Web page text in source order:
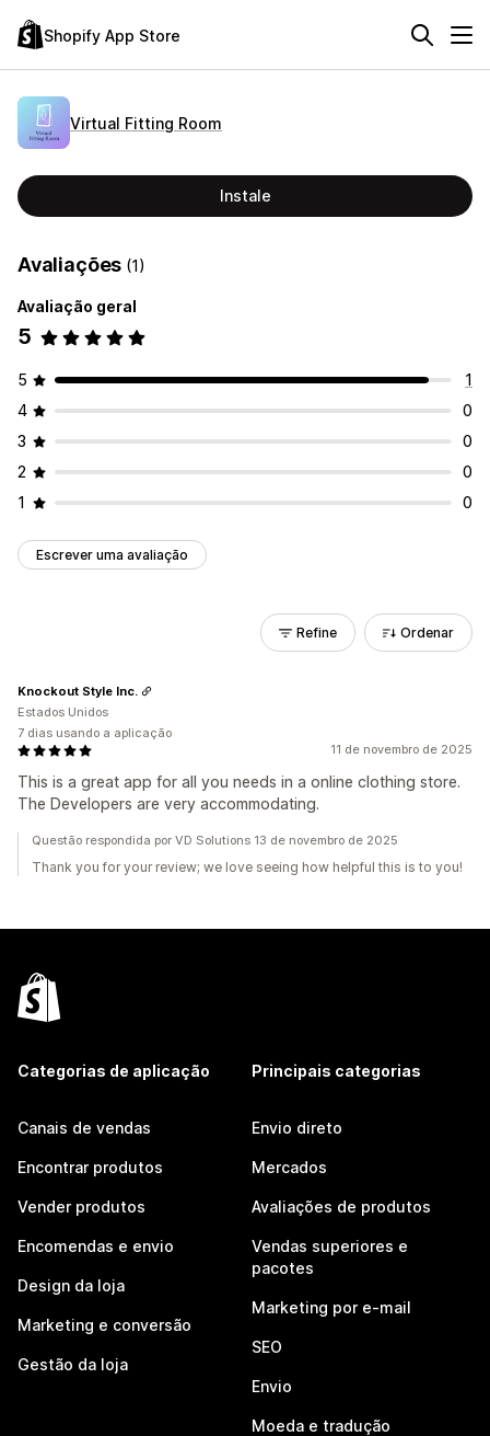
Shopify App Store
Virtual Fitting Room
Instale
Avaliações (1)
Avaliação geral
5
5
1
4
0
3
0
2
0
1
0
Escrever uma avaliação
Refine Ordenar
11 de novembro de 2025
This is a great app for all you needs in a online clothing store.
The Developers are very accommodating.
Knockout Style Inc.
Estados Unidos
7 dias usando a aplicação
Questão respondida por VD Solutions 13 de novembro de 2025
Thank you for your review; we love seeing how helpful this is to you!
Categorias de aplicação
Canais de vendas
Encontrar produtos
Vender produtos
Encomendas e envio
Design da loja
Marketing e conversão
Gestão da loja
Principais categorias
Envio direto
Mercados
Avaliações de produtos
Vendas superiores e
pacotes
Marketing por e-mail
SEO
Envio
Moeda e tradução